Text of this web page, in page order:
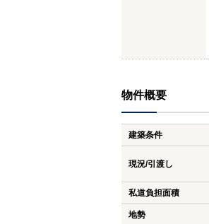
物件概要
建築条件
現況/引渡し
私道負担面積
地勢